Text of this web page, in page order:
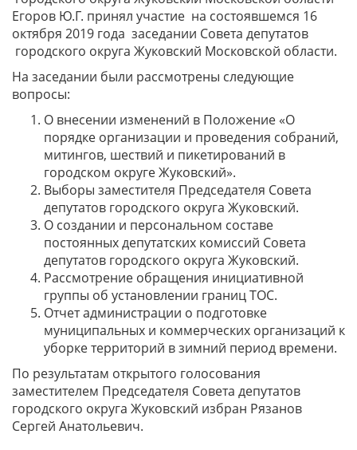
Егоров Ю.Г. принял участие на состоявшемся 16
октября 2019 года заседании Совета депутатов
городского округа Жуковский Московской области.
На заседании были рассмотрены следующие
вопросы:
О внесении изменений в Положение «О
порядке организации и проведения собраний,
митингов, шествий и пикетирований в
городском округе Жуковский».
Выборы заместителя Председателя Совета
депутатов городского округа Жуковский.
О создании и персональном составе
постоянных депутатских комиссий Совета
депутатов городского округа Жуковский.
Рассмотрение обращения инициативной
группы об установлении границ ТОС.
Отчет администрации о подготовке
муниципальных и коммерческих организаций к
уборке территорий в зимний период времени.
По результатам открытого голосования
заместителем Председателя Совета депутатов
городского округа Жуковский избран Рязанов
Сергей Анатольевич.